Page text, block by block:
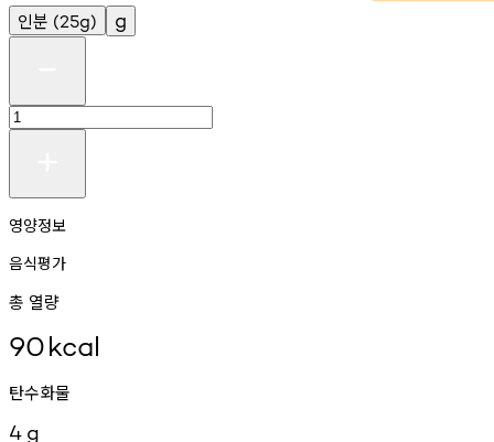
인분 (25g) g
영양정보
음식평가
총 열량
90kcal
탄수화물
4 g